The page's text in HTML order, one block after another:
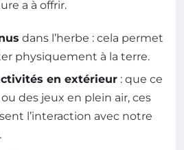
a à offrir.
dans l’herbe : cela permet
physiquement à la terre.
en extérieur : que ce
des jeux en plein air, ces
l’interaction avec notre